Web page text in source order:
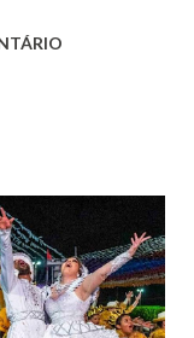
com o
herança. Em
e casou-se com
de Maruim
agrícola, que